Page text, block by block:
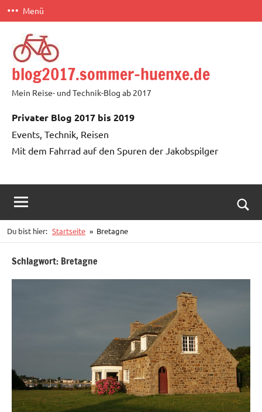
Zum
Inhalt
springen
Menü
blog2017.sommer-huenxe.de
Mein Reise- und Technik-Blog ab 2017
Privater Blog 2017 bis 2019
Events, Technik, Reisen
Mit dem Fahrrad auf den Spuren der Jakobspilger
Du bist hier: Startseite Bretagne
Schlagwort: Bretagne